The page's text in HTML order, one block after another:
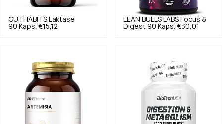
GUTHABITS
Laktase
90 Kaps. €15,12
LEAN BULLS LABS Focus &
Digest 90 Kaps. €30,01